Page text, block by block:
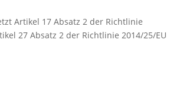
Artikel 17 Absatz 2 der Richtlinie
27 Absatz 2 der Richtlinie 2014/25/EU